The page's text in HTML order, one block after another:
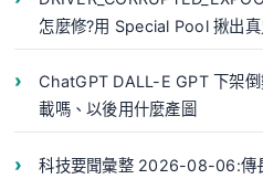
怎麼修?用 Special Pool 揪出
ChatGPT DALL-E GPT 下架
載嗎、以後用什麼產圖
科技要聞彙整 2026-08-06:傳